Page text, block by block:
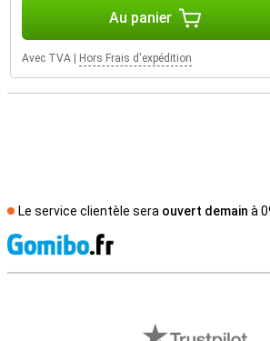
Au panier
Avec TVA Hors Frais d'expédition
Le service clientèle sera ouvert demain à